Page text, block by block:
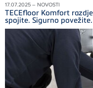
17.07.2025 – NOVOSTI
TECEfloor Komfort
spojite. Sigurno povežite.